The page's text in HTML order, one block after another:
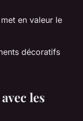
en valeur le
décoratifs
les